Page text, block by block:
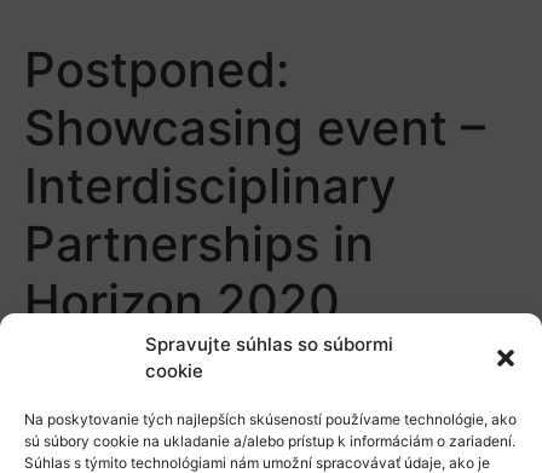
Spravujte súhlas so súbormi
cookie
Na poskytovanie tých najlepších skúseností používame technológie, ako
sú súbory cookie na ukladanie a/alebo prístup k informáciám o zariadení.
Súhlas s týmito technológiami nám umožní spracovávať údaje, ako je
Postponed:
Showcasing event –
Interdisciplinary
Partnerships in
Horizon 2020
Societal Challenges
Pridaj komentár